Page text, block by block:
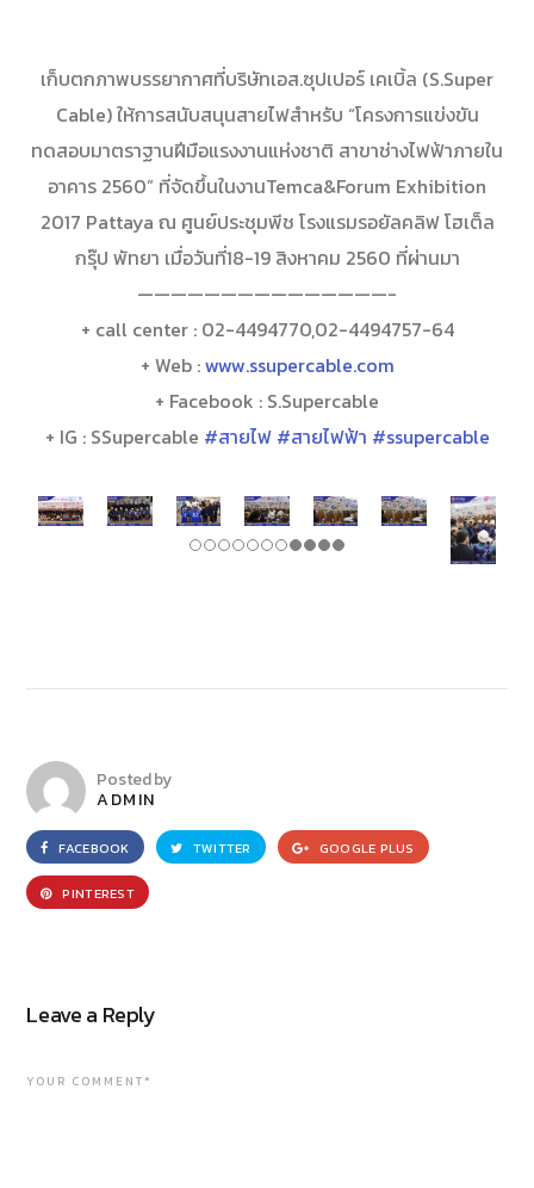
เก็บตกภาพบรรยากาศที่บริษัทเอส.ซุปเปอร์ เคเบิ้ล (S.Super
Cable) ให้การสนับสนุนสายไฟสำหรับ “โครงการแข่งขัน
ทดสอบมาตราฐานฝีมือแรงงานแห่งชาติ สาขาช่างไฟฟ้าภายใน
อาคาร 2560” ที่จัดขึ้นในงานTemca&Forum Exhibition
2017 Pattaya ณ ศูนย์ประชุมพีช โรงแรมรอยัลคลิฟ โฮเต็ล
กรุ๊ป พัทยา เมื่อวันที่18-19 สิงหาคม 2560 ที่ผ่านมา
———————————————-
+ call center : 02-4494770,02-4494757-64
+ Web :www.ssupercable.com
+ Facebook : S.Supercable
+ IG : SSupercable #สายไฟ #สายไฟฟ้า #ssupercable
Posted by
ADMIN
FACEBOOK TWITTER GOOGLE PLUS
PINTEREST
Leave a Reply
YOUR COMMENT*